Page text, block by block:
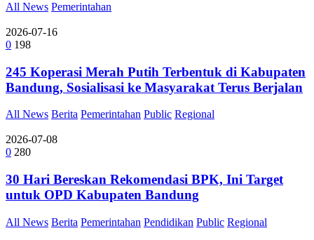
All News Pemerintahan
2026-07-16
0 198
245 Koperasi Merah Putih Terbentuk di Kabupaten
Bandung, Sosialisasi ke Masyarakat Terus Berjalan
All News Berita Pemerintahan Public Regional
2026-07-08
0 280
30 Hari Bereskan Rekomendasi BPK, Ini Target
untuk OPD Kabupaten Bandung
All News Berita Pemerintahan Pendidikan Public Regional